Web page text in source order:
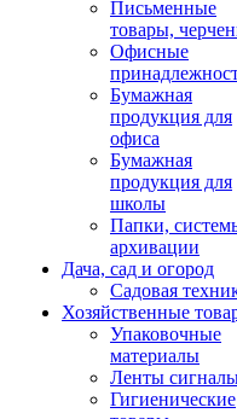
Письменные
товары,
Офисные
Бумажная
продукция для
офиса
Бумажная
продукция для
школы
Папки,
архивации
Дача, сад и огород
Садовая
Хозяйственные
Упаковочные
материалы
Ленты
Гигиенические